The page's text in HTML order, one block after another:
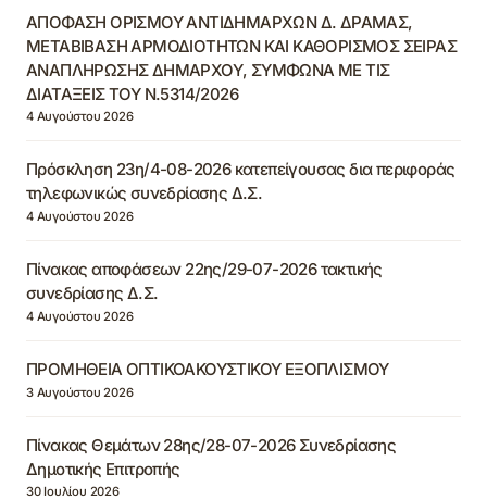
ΑΠΟΦΑΣΗ ΟΡΙΣΜΟΥ ΑΝΤΙΔΗΜΑΡΧΩΝ Δ. ΔΡΑΜΑΣ,
ΜΕΤΑΒΙΒΑΣΗ ΑΡΜΟΔΙΟΤΗΤΩΝ ΚΑΙ ΚΑΘΟΡΙΣΜΟΣ ΣΕΙΡΑΣ
ΑΝΑΠΛΗΡΩΣΗΣ ΔΗΜΑΡΧΟΥ, ΣΥΜΦΩΝΑ ΜΕ ΤΙΣ
ΔΙΑΤΑΞΕΙΣ ΤΟΥ Ν.5314/2026
4 Αυγούστου 2026
Πρόσκληση 23η/4-08-2026 κατεπείγουσας δια περιφοράς
τηλεφωνικώς συνεδρίασης Δ.Σ.
4 Αυγούστου 2026
Πίνακας αποφάσεων 22ης/29-07-2026 τακτικής
συνεδρίασης Δ.Σ.
4 Αυγούστου 2026
ΠΡΟΜΗΘΕΙΑ ΟΠΤΙΚΟΑΚΟΥΣΤΙΚΟΥ ΕΞΟΠΛΙΣΜΟΥ
3 Αυγούστου 2026
Πίνακας Θεμάτων 28ης/28-07-2026 Συνεδρίασης
Δημοτικής Επιτροπής
30 Ιουλίου 2026